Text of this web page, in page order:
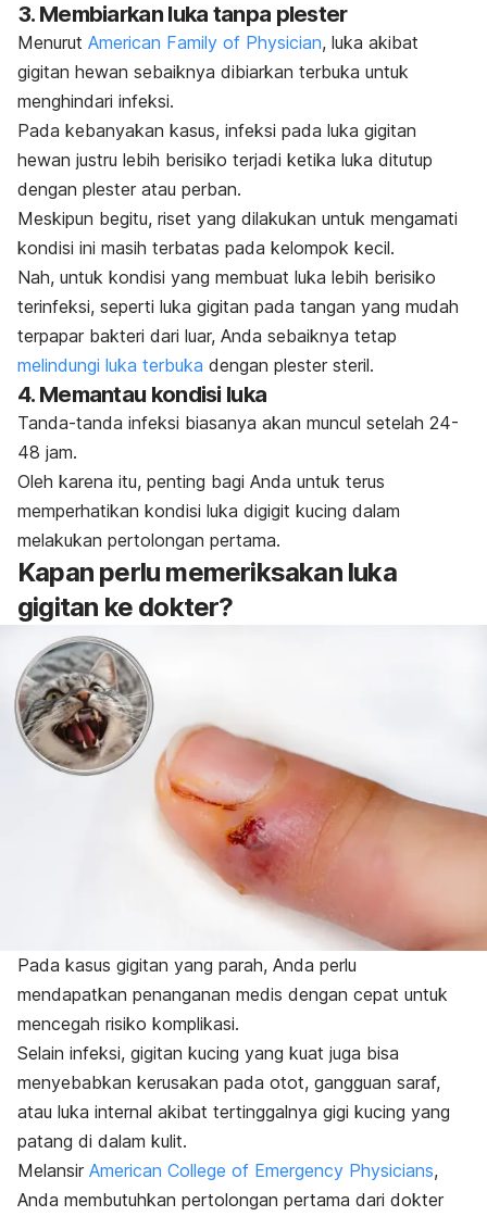
3. Membiarkan luka tanpa plester
Menurut American Family of Physician, luka akibat
gigitan hewan sebaiknya dibiarkan terbuka untuk
menghindari infeksi.
Pada kebanyakan kasus, infeksi pada luka gigitan
hewan justru lebih berisiko terjadi ketika luka ditutup
dengan plester atau perban.
Meskipun begitu, riset yang dilakukan untuk mengamati
kondisi ini masih terbatas pada kelompok kecil.
Nah, untuk kondisi yang membuat luka lebih berisiko
terinfeksi, seperti luka gigitan pada tangan yang mudah
terpapar bakteri dari luar, Anda sebaiknya tetap
melindungi luka terbuka dengan plester steril.
4. Memantau kondisi luka
Tanda-tanda infeksi biasanya akan muncul setelah 24-
48 jam.
Oleh karena itu, penting bagi Anda untuk terus
memperhatikan kondisi luka digigit kucing dalam
melakukan pertolongan pertama.
Kapan perlu memeriksakan luka
gigitan ke dokter?
Pada kasus gigitan yang parah, Anda perlu
mendapatkan penanganan medis dengan cepat untuk
mencegah risiko komplikasi.
Selain infeksi, gigitan kucing yang kuat juga bisa
menyebabkan kerusakan pada otot, gangguan saraf,
atau luka internal akibat tertinggalnya gigi kucing yang
patang di dalam kulit.
Melansir American College of Emergency Physicians,
Anda membutuhkan pertolongan pertama dari dokter